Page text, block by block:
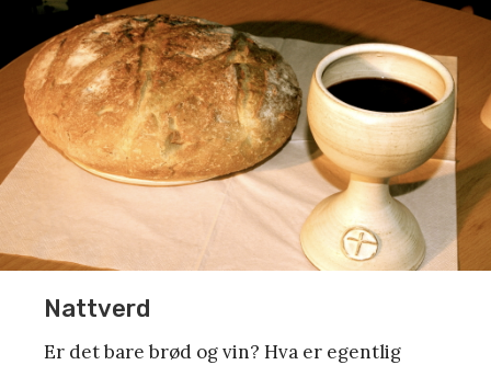
Nattverd
Er det bare brød og vin? Hva er egentlig